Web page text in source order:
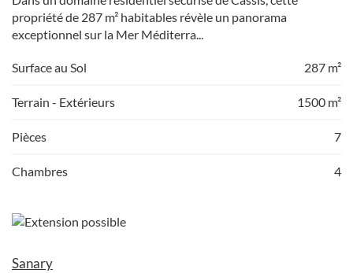
propriété de 287 m² habitables révèle un panorama
exceptionnel sur la Mer Méditerra...
Surface au Sol 287 m²
Terrain - Extérieurs 1500 m²
Pièces 7
Chambres 4
Sanary